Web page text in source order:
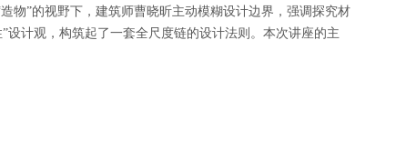
物”的视野下，建筑师曹晓昕主动模糊设计边界，强调探究材
计观，构筑起了一套全尺度链的设计法则。本次讲座的主